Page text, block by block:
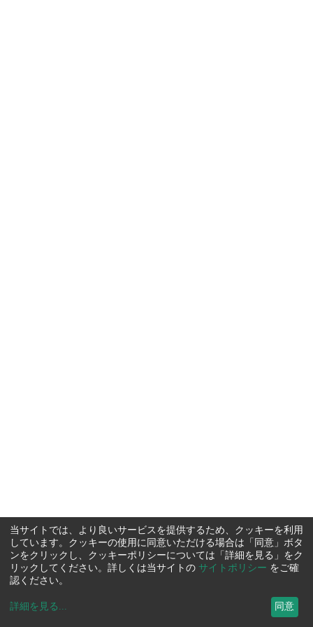
当サイトでは、より良いサービスを提供するため、クッキーを利用
しています。クッキーの使用に同意いただける場合は「同意」ボタ
ンをクリックし、クッキーポリシーについては「詳細を見る」をク
リックしてください。詳しくは当サイトの サイトポリシー をご確
認ください。
詳細を見る ... 同意